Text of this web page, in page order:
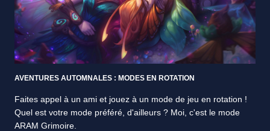
AVENTURES AUTOMNALES : MODES EN ROTATION
Faites appel à un ami et jouez à un mode de jeu en rotation !
Quel est votre mode préféré, d'ailleurs ? Moi, c'est le mode
ARAM Grimoire.